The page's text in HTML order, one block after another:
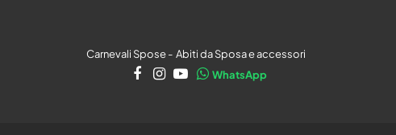
Carnevali Spose - Abiti da Sposa e accessori
WhatsApp